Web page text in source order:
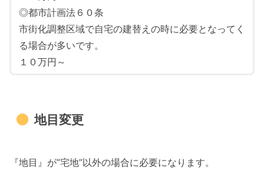
◎都市計画法６０条
市街化調整区域で自宅の建替えの時に必要となってく
る場合が多いです。
１０万円～
地目変更
『地目』が”宅地”以外の場合に必要になります。